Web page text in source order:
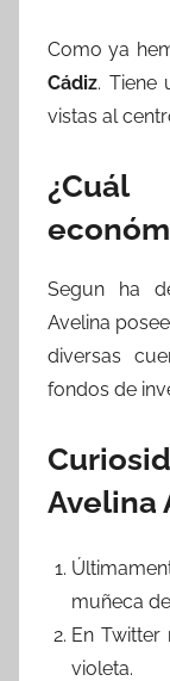
Como ya
Cádiz. Tiene
vistas al
¿Cuál
Segun ha
Avelina
diversas
fondos de
Avelina
muñeca
En
violeta.